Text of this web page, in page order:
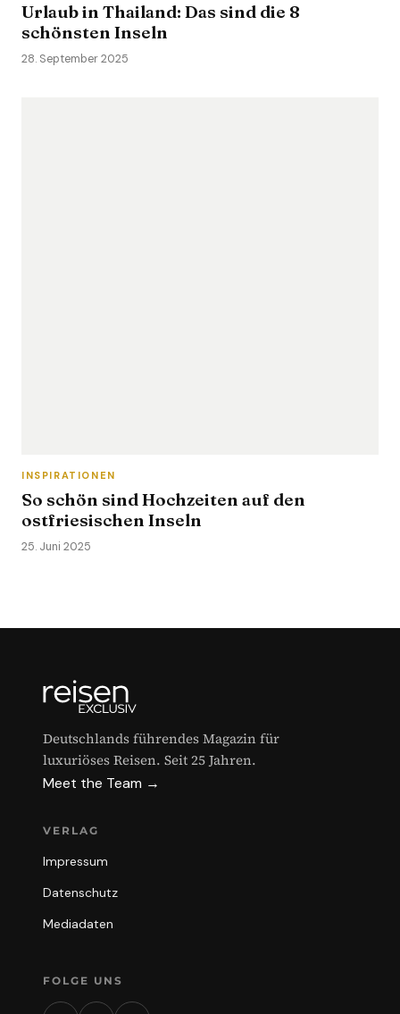
Urlaub in Thailand: Das sind die 8
schönsten Inseln
28. September 2025
INSPIRATIONEN
So schön sind Hochzeiten auf den
ostfriesischen Inseln
25. Juni 2025
Deutschlands führendes Magazin für
luxuriöses Reisen. Seit 25 Jahren.
Meet the Team →
VERLAG
Impressum
Datenschutz
Mediadaten
FOLGE UNS